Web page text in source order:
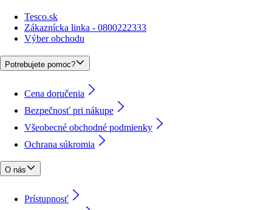
Tesco.sk
Zákaznícka linka - 0800222333
Výber obchodu
Potrebujete pomoc?
Cena doručenia
Bezpečnosť pri nákupe
Všeobecné obchodné podmienky
Ochrana súkromia
O nás
Prístupnosť